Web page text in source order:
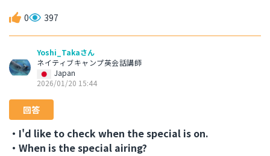
0 397
Yoshi_Takaさん
ネイティブキャンプ英会話講師
Japan
2026/01/20 15:44
回答
・I'd like to check when the special is on.
・When is the special airing?